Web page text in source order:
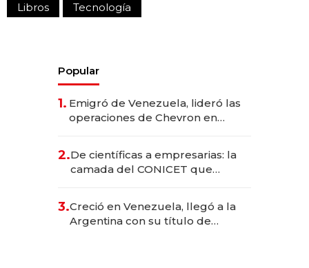
Libros
Tecnología
Popular
1. Emigró de Venezuela, lideró las
operaciones de Chevron en
2.De científicas a empresarias: la
camada del CONICET que
3.Creció en Venezuela, llegó a la
Argentina con su título de